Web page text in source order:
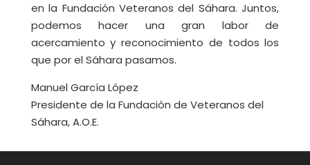
en la Fundación Veteranos del Sáhara. Juntos,
podemos hacer una gran labor de
acercamiento y reconocimiento de todos los
que por el Sáhara pasamos.
Manuel García López
Presidente de la Fundación de Veteranos del
Sáhara, A.O.E.